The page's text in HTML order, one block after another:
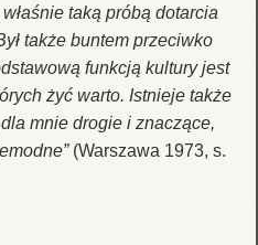
taką próbą dotarcia
także buntem przeciwko
funkcją kultury jest
żyć warto. Istnieje także
mnie drogie i znaczące,
(Warszawa 1973, s.